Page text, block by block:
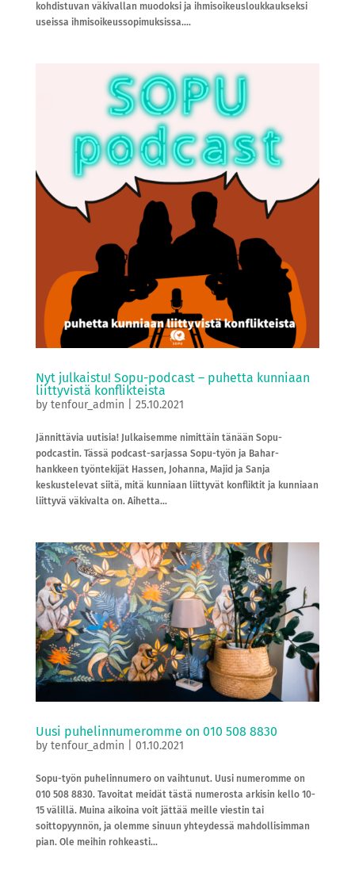
kohdistuvan väkivallan muodoksi ja ihmisoikeusloukkaukseksi
useissa ihmisoikeussopimuksissa....
Nyt julkaistu! Sopu-podcast – puhetta kunniaan
liittyvistä konflikteista
by tenfour_admin 25.10.2021
Jännittävia uutisia! Julkaisemme nimittäin tänään Sopu-
podcastin. Tässä podcast-sarjassa Sopu-työn ja Bahar-
hankkeen työntekijät Hassen, Johanna, Majid ja Sanja
keskustelevat siitä, mitä kunniaan liittyvät konfliktit ja kunniaan
liittyvä väkivalta on. Aihetta...
Uusi puhelinnumeromme on 010 508 8830
by tenfour_admin 01.10.2021
Sopu-työn puhelinnumero on vaihtunut. Uusi numeromme on
010 508 8830. Tavoitat meidät tästä numerosta arkisin kello 10-
15 välillä. Muina aikoina voit jättää meille viestin tai
soittopyynnön, ja olemme sinuun yhteydessä mahdollisimman
pian. Ole meihin rohkeasti...